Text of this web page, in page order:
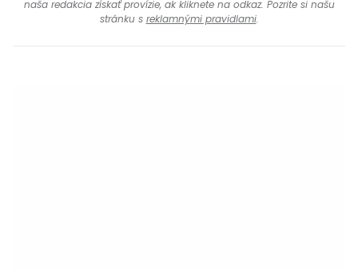
naša redakcia získať provízie, ak kliknete na odkaz. Pozrite si našu
stránku s reklamnými pravidlami.